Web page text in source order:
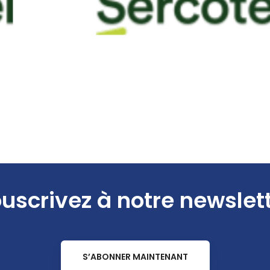
à notre
S’ABONNER MAINTENANT